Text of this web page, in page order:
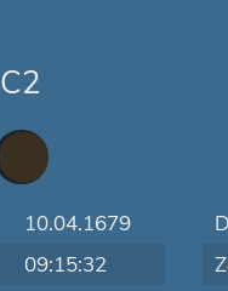
C2
10.04.1679
09:15:32